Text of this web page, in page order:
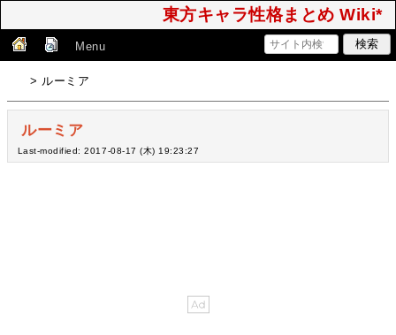
東方キャラ性格まとめ Wiki*
Menu
> ルーミア
ルーミア
Last-modified: 2017-08-17 (木) 19:23:27